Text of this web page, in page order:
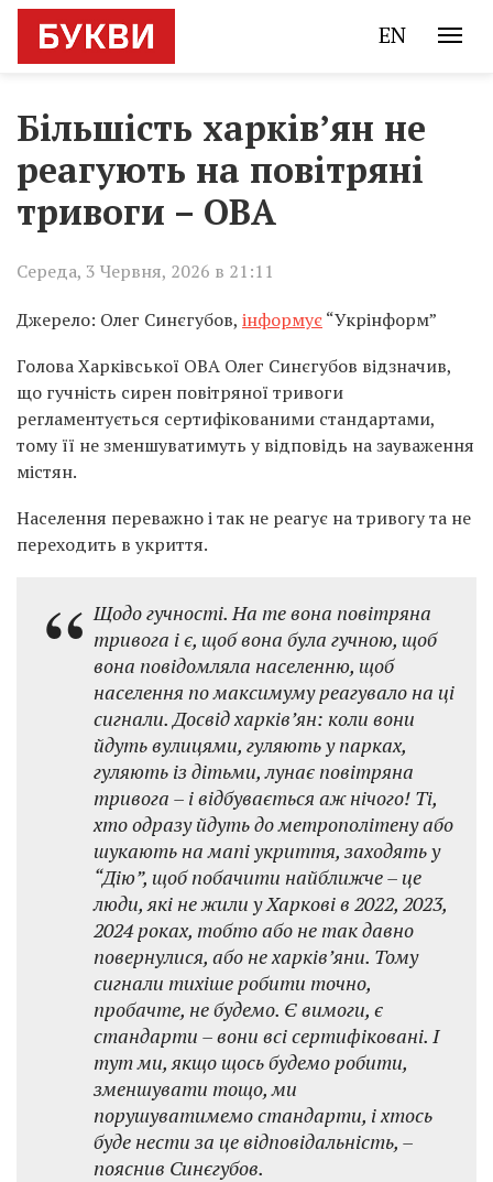
EN
Більшість харків’ян не
реагують на повітряні
тривоги – ОВА
Середа, 3 Червня, 2026 в 21:11
Джерело: Олег Синєгубов, інформує“Укрінформ”
Голова Харківської ОВА Олег Синєгубов відзначив,
що гучність сирен повітряної тривоги
регламентується сертифікованими стандартами,
тому її не зменшуватимуть у відповідь на зауваження
містян.
Населення переважно і так не реагує на тривогу та не
переходить в укриття.
Щодо гучності. На те вона повітряна
тривога і є, щоб вона була гучною, щоб
вона повідомляла населенню, щоб
населення по максимуму реагувало на ці
сигнали. Досвід харків’ян: коли вони
йдуть вулицями, гуляють у парках,
гуляють із дітьми, лунає повітряна
тривога – і відбувається аж нічого! Ті,
хто одразу йдуть до метрополітену або
шукають на мапі укриття, заходять у
“Дію”, щоб побачити найближче – це
люди, які не жили у Харкові в 2022, 2023,
2024 роках, тобто або не так давно
повернулися, або не харків’яни. Тому
сигнали тихіше робити точно,
пробачте, не будемо. Є вимоги, є
стандарти – вони всі сертифіковані. І
тут ми, якщо щось будемо робити,
зменшувати тощо, ми
порушуватимемо стандарти, і хтось
буде нести за це відповідальність, –
пояснив Синєгубов.